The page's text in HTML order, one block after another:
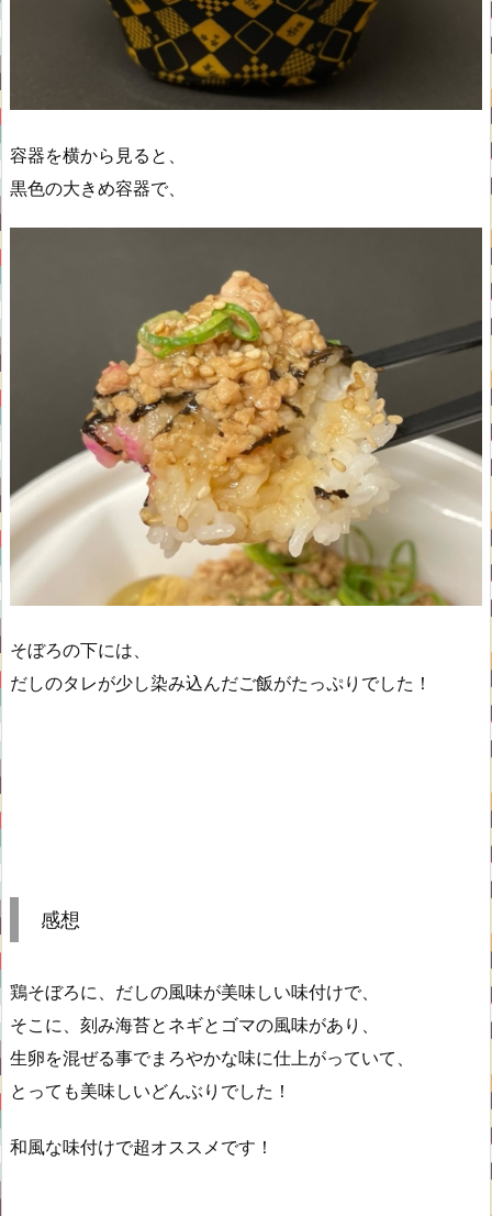
容器を横から見ると、
黒色の大きめ容器で、
そぼろの下には、
だしのタレが少し染み込んだご飯がたっぷりでした！
感想
鶏そぼろに、だしの風味が美味しい味付けで、
そこに、刻み海苔とネギとゴマの風味があり、
生卵を混ぜる事でまろやかな味に仕上がっていて、
とっても美味しいどんぶりでした！
和風な味付けで超オススメです！